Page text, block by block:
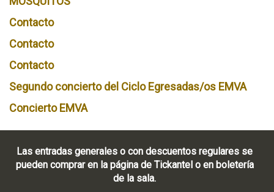
Contacto
Contacto
Contacto
Segundo concierto del Ciclo Egresadas/os EMVA
Concierto EMVA
Las entradas generales o con descuentos regulares se
pueden comprar en la página de Tickantel o en boletería
de la sala.